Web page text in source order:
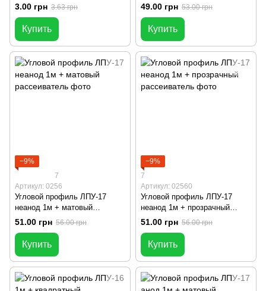
3.00 грн 3.63 грн
Купить
49.00 грн 53.00 грн
Купить
−9%
7
Артикул: 0256
Угловой профиль ЛПУ-17
неанод 1м + матовый
рассеиватель
51.00 грн 56.00 грн
Купить
−9%
7
Артикул: 02560
Угловой профиль ЛПУ-17
неанод 1м + прозрачный
рассеиватель
51.00 грн 56.00 грн
Купить